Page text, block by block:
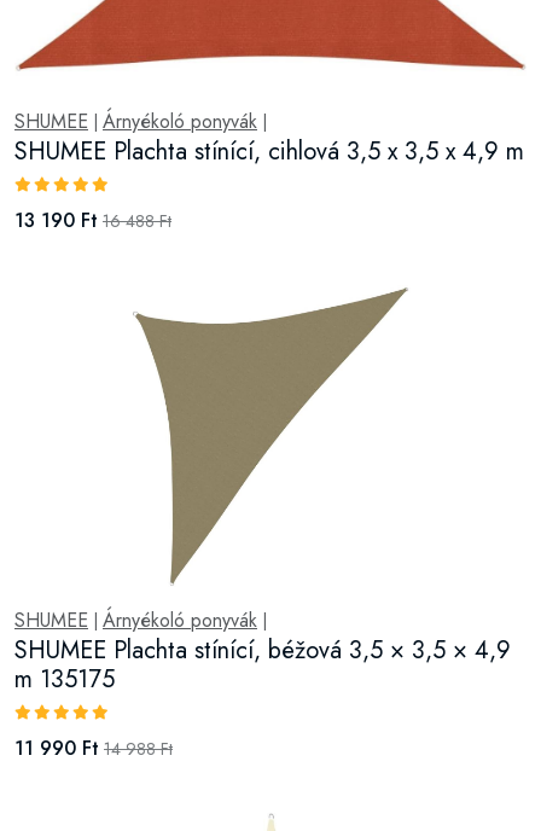
SHUMEE Árnyékoló ponyvák
SHUMEE Plachta stínící, cihlová 3,5 x 3,5 x 4,9 m
13 190 Ft 16 488 Ft
SHUMEE Árnyékoló ponyvák
SHUMEE Plachta stínící, béžová 3,5 × 3,5 × 4,9
m 135175
11 990 Ft 14 988 Ft